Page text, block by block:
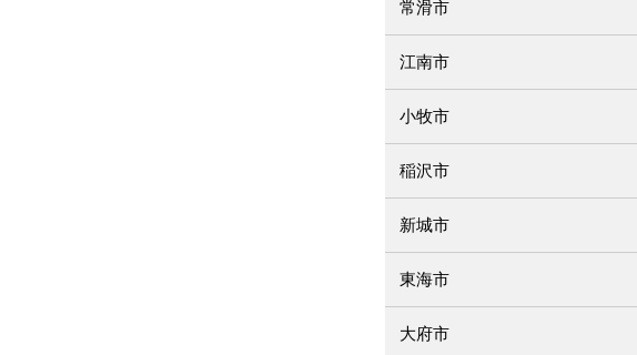
常滑市
江南市
小牧市
稲沢市
新城市
東海市
大府市